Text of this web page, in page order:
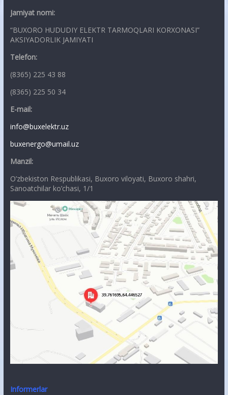
Jamiyat nomi:
“BUXORO HUDUDIY ELEKTR TARMOQLARI KORXONASI”
AKSIYADORLIK JAMIYATI
Telefon:
(8365) 225 43 88
(8365) 225 50 34
E-mail:
info@buxelektr.uz
buxenergo@umail.uz
Manzil:
O’zbekiston Respublikasi, Buxoro viloyati, Buxoro shahri,
Sanoatchilar ko’chasi, 1/1
Informerlar